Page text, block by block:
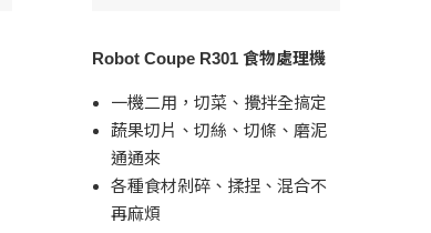
Robot Coupe R301 食物處理機
一機二用，切菜、攪拌全搞定
蔬果切片、切絲、切條、磨泥
通通來
各種食材剁碎、揉捏、混合不
再麻煩